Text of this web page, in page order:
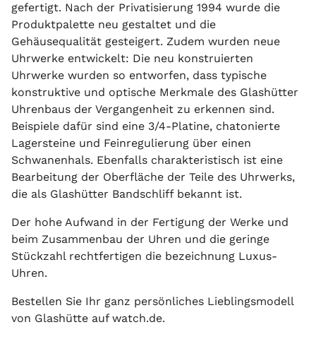
gefertigt. Nach der Privatisierung 1994 wurde die
Produktpalette neu gestaltet und die
Gehäusequalität gesteigert. Zudem wurden neue
Uhrwerke entwickelt: Die neu konstruierten
Uhrwerke wurden so entworfen, dass typische
konstruktive und optische Merkmale des Glashütter
Uhrenbaus der Vergangenheit zu erkennen sind.
Beispiele dafür sind eine 3/4-Platine, chatonierte
Lagersteine und Feinregulierung über einen
Schwanenhals. Ebenfalls charakteristisch ist eine
Bearbeitung der Oberfläche der Teile des Uhrwerks,
die als Glashütter Bandschliff bekannt ist.
Der hohe Aufwand in der Fertigung der Werke und
beim Zusammenbau der Uhren und die geringe
Stückzahl rechtfertigen die bezeichnung Luxus-
Uhren.
Bestellen Sie Ihr ganz persönliches Lieblingsmodell
von Glashütte auf watch.de.